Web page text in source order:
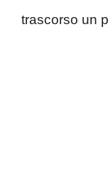
trascorso un